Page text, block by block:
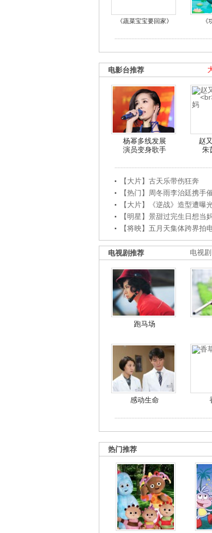
《蔬菜宝宝要回家》
电影台推荐
杨幂多线发展
演员变身歌手
赵
朱
【大片】古天乐带伤狂奔
【热门】周冬雨李治廷携手
【大片】《逆战》造型遭曝
【明星】景甜过完生日想当
【将映】五月天集体跨界拍
电视
电视剧推荐
跑马场
感动生命
热门推荐